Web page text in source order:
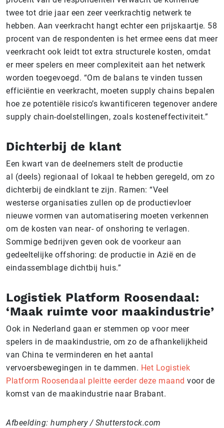
twee tot drie jaar een zeer veerkrachtig netwerk te
hebben. Aan veerkracht hangt echter een prijskaartje. 58
procent van de respondenten is het ermee eens dat meer
veerkracht ook leidt tot extra structurele kosten, omdat
er meer spelers en meer complexiteit aan het netwerk
worden toegevoegd. “Om de balans te vinden tussen
efficiëntie en veerkracht, moeten supply chains bepalen
hoe ze potentiële risico’s kwantificeren tegenover andere
supply chain-doelstellingen, zoals kosteneffectiviteit.”
Dichterbij de klant
Een kwart van de deelnemers stelt de productie
al (deels) regionaal of lokaal te hebben geregeld, om zo
dichterbij de eindklant te zijn. Ramen: “Veel
westerse organisaties zullen op de productievloer
nieuwe vormen van automatisering moeten verkennen
om de kosten van near- of onshoring te verlagen.
Sommige bedrijven geven ook de voorkeur aan
gedeeltelijke offshoring: de productie in Azië en de
eindassemblage dichtbij huis.”
Logistiek Platform Roosendaal:
‘Maak ruimte voor maakindustrie’
Ook in Nederland gaan er stemmen op voor meer
spelers in de maakindustrie, om zo de afhankelijkheid
van China te verminderen en het aantal
vervoersbewegingen in te dammen. Het Logistiek
Platform Roosendaal pleitte eerder deze maand voor de
komst van de maakindustrie naar Brabant.
Afbeelding: humphery / Shutterstock.com